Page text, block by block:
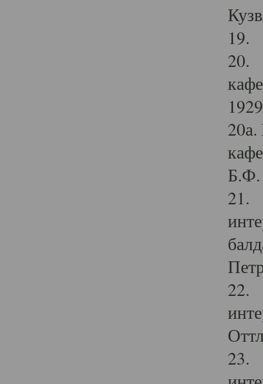
19.
20.
Б.Ф.
21.
22.
23.